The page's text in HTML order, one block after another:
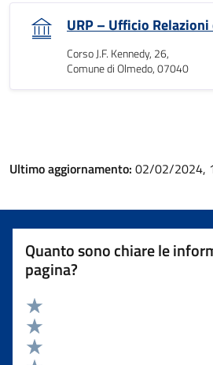
URP – Ufficio
Corso J.F. Kennedy, 26,
Comune di Olmedo, 07040
Ultimo aggiornamento: 02/02/2024,
Quanto sono chiare le
pagina?
Valuta 5 stelle su 5
Valuta 4 stelle su 5